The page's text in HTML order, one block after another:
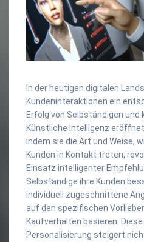
In der heutigen digitalen
Kundeninteraktionen ein
Erfolg von Selbständigen und
Künstliche Intelligenz
indem sie die Art und Weise,
Kunden in Kontakt treten,
Einsatz intelligenter
Selbständige ihre Kunden
individuell zugeschnittene
auf den spezifischen
Kaufverhalten basieren.
Personalisierung steigert